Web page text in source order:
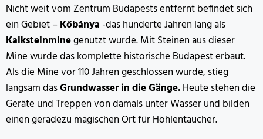
Nicht weit vom Zentrum Budapests entfernt befindet sich
ein Gebiet –Kőbánya -das hunderte Jahren lang als
Kalksteinminegenutzt wurde. Mit Steinen aus dieser
Mine wurde das komplette historische Budapest erbaut.
Als die Mine vor 110 Jahren geschlossen wurde, stieg
langsam dasGrundwasser in die Gänge.Heute stehen die
Geräte und Treppen von damals unter Wasser und bilden
einen geradezu magischen Ort für Höhlentaucher.